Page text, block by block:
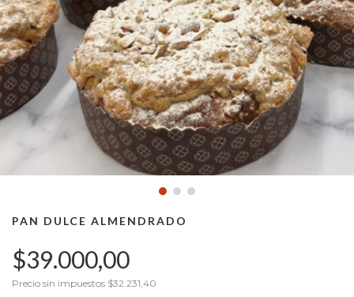
PAN DULCE ALMENDRADO
$39.000,00
Precio sin impuestos $32.231,40